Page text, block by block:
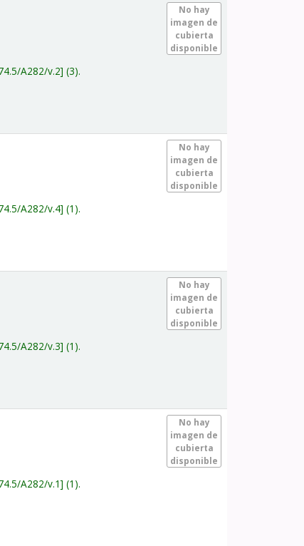
No hay
imagen de
cubierta
disponible
A282/v.2 (3).
No hay
imagen de
cubierta
disponible
A282/v.4 (1).
No hay
imagen de
cubierta
disponible
A282/v.3 (1).
No hay
imagen de
cubierta
disponible
A282/v.1 (1).